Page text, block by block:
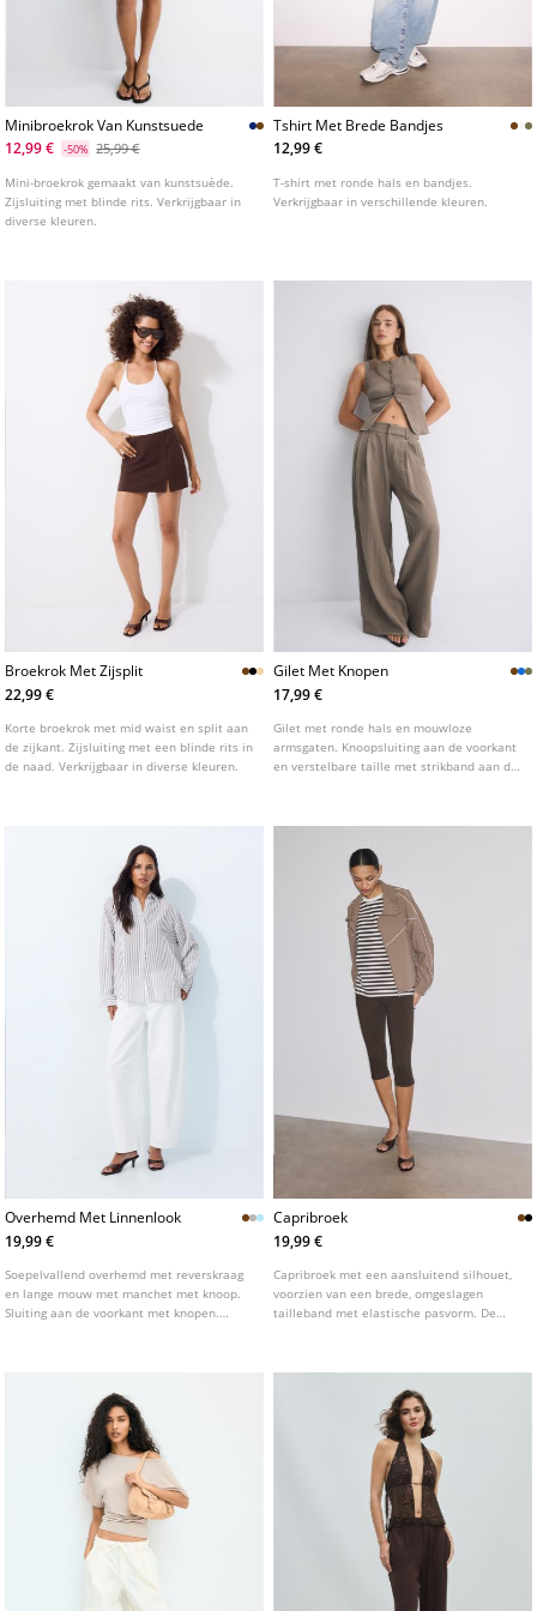
Minibroekrok Van Kunstsuede
12,99 €
-50% 25,99 €
Mini-broekrok gemaakt van kunstsuède.
Zijsluiting met blinde rits. Verkrijgbaar in
diverse kleuren.
Tshirt Met Brede Bandjes
12,99 €
T-shirt met ronde hals en bandjes.
Verkrijgbaar in verschillende kleuren.
Broekrok Met Zijsplit
22,99 €
Korte broekrok met mid waist en split aan
de zijkant. Zijsluiting met een blinde rits in
de naad. Verkrijgbaar in diverse kleuren.
Gilet Met Knopen
17,99 €
Gilet met ronde hals en mouwloze
armsgaten. Knoopsluiting aan de voorkant
en verstelbare taille met strikband aan de
Overhemd Met Linnenlook
19,99 €
Soepelvallend overhemd met reverskraag
en lange mouw met manchet met knoop.
Sluiting aan de voorkant met knopen.
Capribroek
19,99 €
Capribroek met een aansluitend silhouet,
voorzien van een brede, omgeslagen
tailleband met elastische pasvorm. De
diverse kleuren.